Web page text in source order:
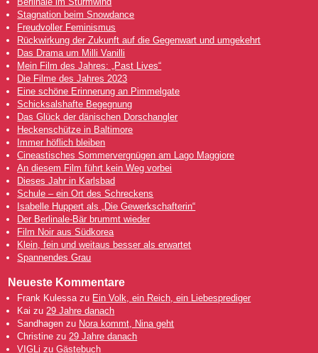
Stagnation beim Snowdance
Freudvoller Feminismus
Rückwirkung der Zukunft auf die Gegenwart und umgekehrt
Das Drama um Milli Vanilli
Mein Film des Jahres: „Past Lives“
Die Filme des Jahres 2023
Eine schöne Erinnerung an Pimmelgate
Schicksalshafte Begegnung
Das Glück der dänischen Dorschangler
Heckenschütze in Baltimore
Immer höflich bleiben
Cineastisches Sommervergnügen am Lago Maggiore
An diesem Film führt kein Weg vorbei
Dieses Jahr in Karlsbad
Schule – ein Ort des Schreckens
Isabelle Huppert als „Die Gewerkschafterin“
Der Berlinale-Bär brummt wieder
Film Noir aus Südkorea
Klein, fein und weitaus besser als erwartet
Spannendes Grau
Neueste Kommentare
Frank Kulessa zu Ein Volk, ein Reich, ein Liebesprediger
Kai zu 29 Jahre danach
Sandhagen zu Nora kommt, Nina geht
Christine zu 29 Jahre danach
VIGLi zuGästebuch